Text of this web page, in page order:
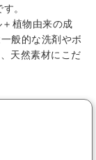
。
植物由来の成
般的な洗剤やボ
天然素材にこだ